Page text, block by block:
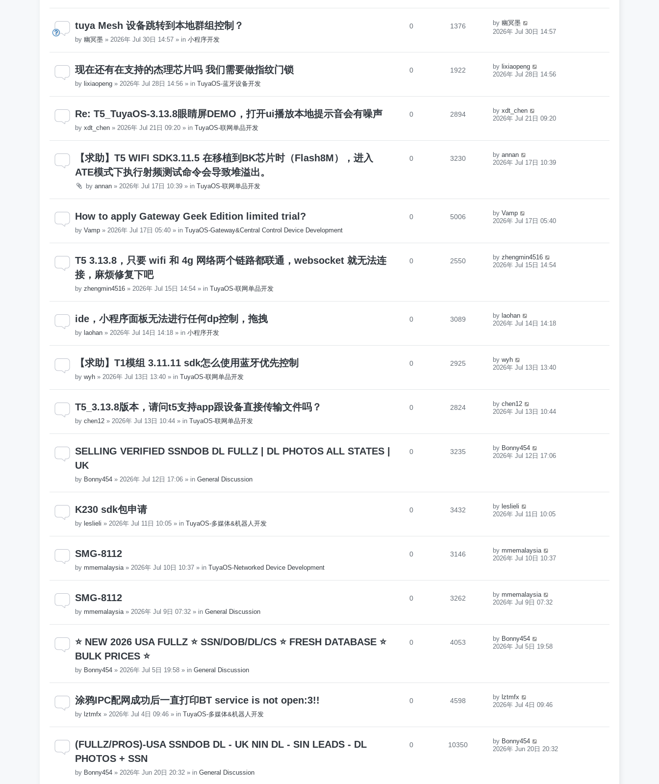
tuya Mesh 设备跳转到本地群组控制？
by 幽冥墨 » 2026年 Jul 30日 14:57 » in 小程序开发
0 1376 by 幽冥墨
2026年 Jul 30日 14:57
现在还有在支持的杰理芯片吗 我们需要做指纹门锁
by lixiaopeng » 2026年 Jul 28日 14:56 » in TuyaOS-蓝牙设备开发
0 1922 by lixiaopeng
2026年 Jul 28日 14:56
Re: T5_TuyaOS-3.13.8眼睛屏DEMO，打开ui播放本地提示音会有噪声
by xdt_chen » 2026年 Jul 21日 09:20 » in TuyaOS-联网单品开发
0 2894 by xdt_chen
2026年 Jul 21日 09:20
【求助】T5 WIFI SDK3.11.5 在移植到BK芯片时（Flash8M），进入
ATE模式下执行射频测试命令会导致堆溢出。
by annan » 2026年 Jul 17日 10:39 » in TuyaOS-联网单品开发
0 3230 by annan
2026年 Jul 17日 10:39
How to apply Gateway Geek Edition limited trial?
by Vamp » 2026年 Jul 17日 05:40 » in TuyaOS-Gateway&Central Control Device Development
0 5006 by Vamp
2026年 Jul 17日 05:40
T5 3.13.8，只要 wifi 和 4g 网络两个链路都联通，websocket 就无法连
接，麻烦修复下吧
by zhengmin4516 » 2026年 Jul 15日 14:54 » in TuyaOS-联网单品开发
0 2550 by zhengmin4516
2026年 Jul 15日 14:54
ide，小程序面板无法进行任何dp控制，拖拽
by laohan » 2026年 Jul 14日 14:18 » in 小程序开发
0 3089 by laohan
2026年 Jul 14日 14:18
【求助】T1模组 3.11.11 sdk怎么使用蓝牙优先控制
by wyh » 2026年 Jul 13日 13:40 » in TuyaOS-联网单品开发
0 2925 by wyh
2026年 Jul 13日 13:40
T5_3.13.8版本，请问t5支持app跟设备直接传输文件吗？
by chen12 » 2026年 Jul 13日 10:44 » in TuyaOS-联网单品开发
0 2824 by chen12
2026年 Jul 13日 10:44
SELLING VERIFIED SSNDOB DL FULLZ | DL PHOTOS ALL STATES |
UK
by Bonny454 » 2026年 Jul 12日 17:06 » in General Discussion
0 3235 by Bonny454
2026年 Jul 12日 17:06
K230 sdk包申请
by leslieli » 2026年 Jul 11日 10:05 » in TuyaOS-多媒体&机器人开发
0 3432 by leslieli
2026年 Jul 11日 10:05
SMG-8112
by mmemalaysia » 2026年 Jul 10日 10:37 » in TuyaOS-Networked Device Development
0 3146 by mmemalaysia
2026年 Jul 10日 10:37
SMG-8112
by mmemalaysia » 2026年 Jul 9日 07:32 » in General Discussion
0 3262 by mmemalaysia
2026年 Jul 9日 07:32
⭐ NEW 2026 USA FULLZ ⭐ SSN/DOB/DL/CS ⭐ FRESH DATABASE ⭐
BULK PRICES ⭐
by Bonny454 » 2026年 Jul 5日 19:58 » in General Discussion
0 4053 by Bonny454
2026年 Jul 5日 19:58
涂鸦IPC配网成功后一直打印BT service is not open:3!!
by lztmfx » 2026年 Jul 4日 09:46 » in TuyaOS-多媒体&机器人开发
0 4598 by lztmfx
2026年 Jul 4日 09:46
(FULLZ/PROS)-USA SSNDOB DL - UK NIN DL - SIN LEADS - DL
PHOTOS + SSN
by Bonny454 » 2026年 Jun 20日 20:32 » in General Discussion
0 10350 by Bonny454
2026年 Jun 20日 20:32